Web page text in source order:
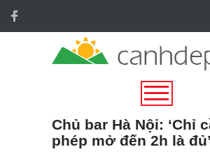
Chủ bar Hà Nội: ‘Chỉ
phép mở đến 2h là đủ’